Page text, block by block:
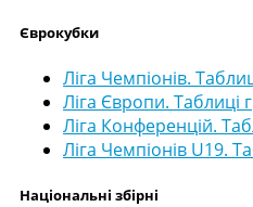
Єврокубки
Ліга Чемпіонів.
Ліга Європи. Таблиці
Ліга Конференцій.
Ліга Чемпіонів U19.
Національні збірні